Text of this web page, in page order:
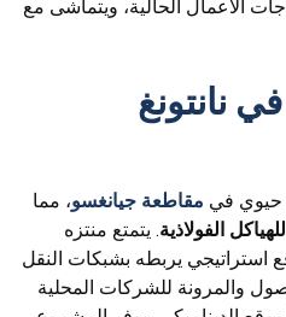
الأعمال الحالية، ويتماشى مع
نانتونغ
حيوي في مقاطعة جيانغسو، مما
الفولاذية. يتمتع منتزه
استراتيجي يربطه بشبكات النقل
والمرونة للشركات المحلية